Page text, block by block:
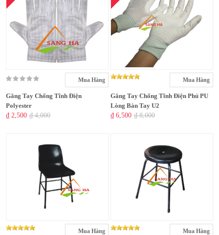
Mua Hàng
Găng Tay Chống Tĩnh Điện
Polyester
₫ 2,500 ₫ 4,000
Mua Hàng
Găng Tay Chống Tĩnh Điện Phủ PU
Lòng Bàn Tay U2
₫ 6,500 ₫ 8,000
Mua Hàng Mua Hàng